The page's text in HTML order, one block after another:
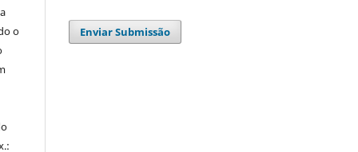
o
Enviar Submissão